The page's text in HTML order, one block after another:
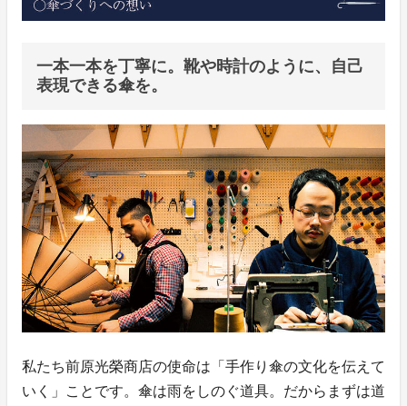
一本一本を丁寧に。靴や時計のように、自己
表現できる傘を。
私たち前原光榮商店の使命は「手作り傘の文化を伝えて
いく」ことです。傘は雨をしのぐ道具。だからまずは道